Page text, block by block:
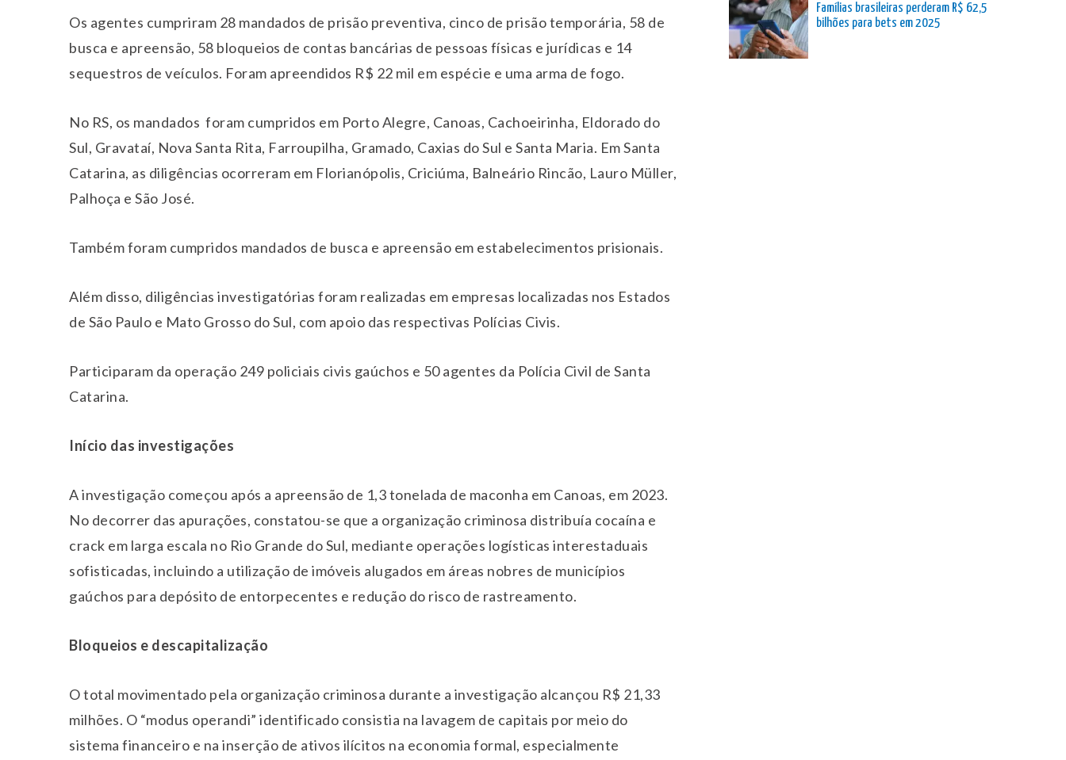
Os agentes cumpriram 28 mandados de prisão preventiva, cinco de prisão temporária, 58 de
busca e apreensão, 58 bloqueios de contas bancárias de pessoas físicas e jurídicas e 14
sequestros de veículos. Foram apreendidos R$ 22 mil em espécie e uma arma de fogo.
No RS, os mandados foram cumpridos em Porto Alegre, Canoas, Cachoeirinha, Eldorado do
Sul, Gravataí, Nova Santa Rita, Farroupilha, Gramado, Caxias do Sul e Santa Maria. Em Santa
Catarina, as diligências ocorreram em Florianópolis, Criciúma, Balneário Rincão, Lauro Müller,
Palhoça e São José.
Também foram cumpridos mandados de busca e apreensão em estabelecimentos prisionais.
Além disso, diligências investigatórias foram realizadas em empresas localizadas nos Estados
de São Paulo e Mato Grosso do Sul, com apoio das respectivas Polícias Civis.
Participaram da operação 249 policiais civis gaúchos e 50 agentes da Polícia Civil de Santa
Catarina.
Início das investigações
A investigação começou após a apreensão de 1,3 tonelada de maconha em Canoas, em 2023.
No decorrer das apurações, constatou-se que a organização criminosa distribuía cocaína e
crack em larga escala no Rio Grande do Sul, mediante operações logísticas interestaduais
sofisticadas, incluindo a utilização de imóveis alugados em áreas nobres de municípios
gaúchos para depósito de entorpecentes e redução do risco de rastreamento.
Bloqueios e descapitalização
O total movimentado pela organização criminosa durante a investigação alcançou R$ 21,33
milhões. O “modus operandi” identificado consistia na lavagem de capitais por meio do
sistema financeiro e na inserção de ativos ilícitos na economia formal, especialmente
Famílias brasileiras perderam R$ 62,5
bilhões para bets em 2025